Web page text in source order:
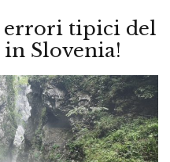
errori tipici del
Slovenia!